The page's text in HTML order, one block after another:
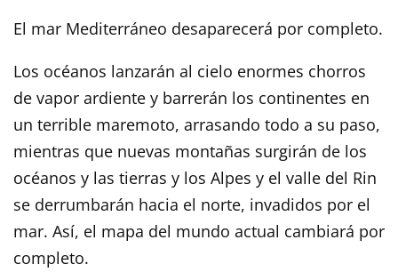
El mar Mediterráneo desaparecerá por completo.
Los océanos lanzarán al cielo enormes chorros
de vapor ardiente y barrerán los continentes en
un terrible maremoto, arrasando todo a su paso,
mientras que nuevas montañas surgirán de los
océanos y las tierras y los Alpes y el valle del Rin
se derrumbarán hacia el norte, invadidos por el
mar. Así, el mapa del mundo actual cambiará por
completo.